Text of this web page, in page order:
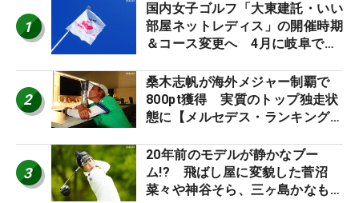
1
国内女子ゴルフ「大東建託・いい
部屋ネットレディス」の開催時期
＆コース変更へ 4月に岐阜で開
2
桑木志帆が海外メジャー制覇で
800pt獲得 実質のトップ独走状
態に【メルセデス・ランキング番
3
20年前のモデルが静かなブー
ム!? 飛ばし屋に変貌した菅沼
菜々や神谷そら、三ヶ島かなも使